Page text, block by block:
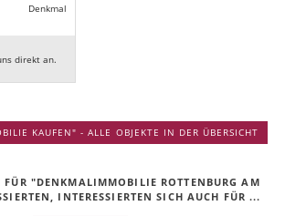
Denkmal
direkt an.
KAUFEN" - ALLE OBJEKTE IN DER ÜBERSICHT
FÜR "DENKMALIMMOBILIE ROTTENBURG AM
INTERESSIERTEN SICH AUCH FÜR ...